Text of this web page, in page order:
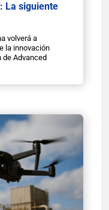
La siguiente
volverá a
la innovación
Advanced